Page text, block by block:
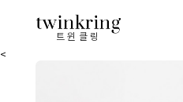
트윈클링
ALL 베스트 안쪽막음
<